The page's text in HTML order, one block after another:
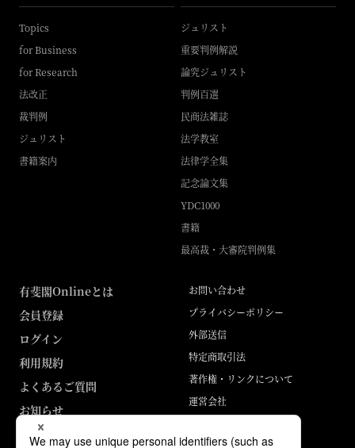
Topics
for Business
for Research
法改正
裁判例
ジュリスト
書籍案内
ジュリスト
重要判例解説
論究ジュリスト
判例百選
民商法雑誌
法学教室
法律学全集
記念論文集
YDC1000
書籍
最高裁・大審院判例集
有斐閣Onlineとは
会員登録
ログイン
利用規約
よくあるご質問
お知らせ
お問い合わせ
プライバシーポリシー
外部送信
特定商取引法
著作権・リンクについて
運営会社